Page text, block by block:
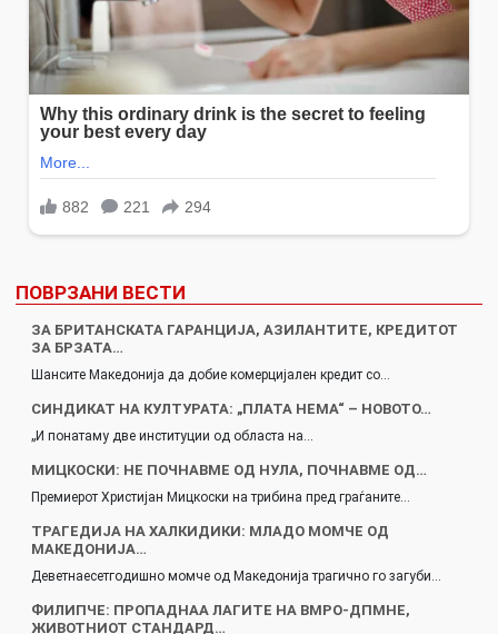
ПОВРЗАНИ ВЕСТИ
ЗА БРИТАНСКАТА ГАРАНЦИЈА, АЗИЛАНТИТЕ, КРЕДИТОТ
ЗА БРЗАТА…
Шансите Македонија да добие комерцијален кредит со…
СИНДИКАТ НА КУЛТУРАТА: „ПЛАТА НЕМА“ – НОВОТО…
„И понатаму две институции од областа на…
МИЦКОСКИ: НЕ ПОЧНАВМЕ ОД НУЛА, ПОЧНАВМЕ ОД…
Премиерот Христијан Мицкоски на трибина пред граѓаните…
TРАГЕДИЈА НА ХАЛКИДИКИ: МЛАДО МОМЧЕ ОД
МАКЕДОНИЈА…
Деветнаесетгодишно момче од Македонија трагично го загуби…
ФИЛИПЧЕ: ПРОПАДНАА ЛАГИТЕ НА ВМРО-ДПМНЕ,
ЖИВОТНИОТ СТАНДАРД…